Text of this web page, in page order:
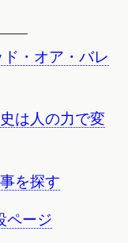
ド・オア・バレ
は人の力で変
を探す
ページ